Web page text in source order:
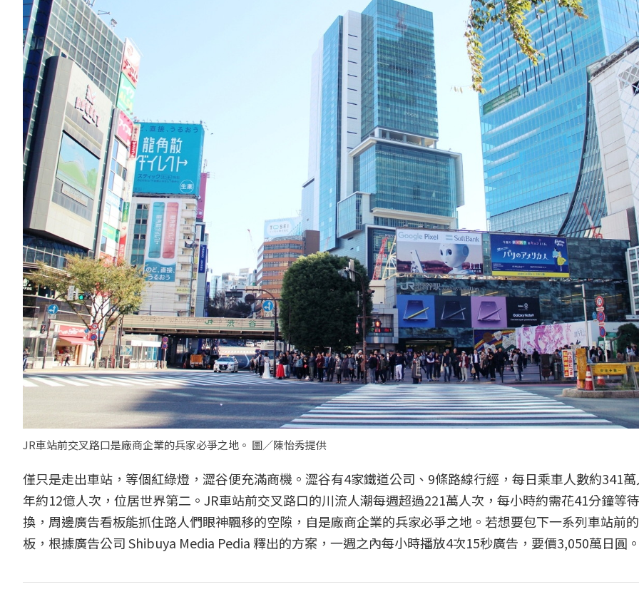
JR車站前交叉路口是廠商企業的兵家必爭之地。 圖／陳怡秀提供
僅只是走出車站，等個紅綠燈，澀谷便充滿商機。澀谷有4家鐵道公司、9條路線行經，每日乘車人數約341
年約12億人次，位居世界第二。JR車站前交叉路口的川流人潮每週超過221萬人次，每小時約需花41分鐘等
換，周邊廣告看板能抓住路人們眼神飄移的空隙，自是廠商企業的兵家必爭之地。若想要包下一系列車站前
板，根據廣告公司 Shibuya Media Pedia 釋出的方案，一週之內每小時播放4次15秒廣告，要價3,050萬日圓